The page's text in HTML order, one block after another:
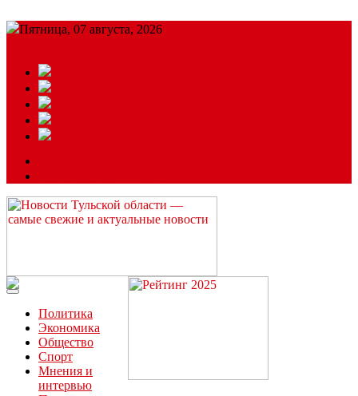
Пятница, 07 августа, 2026
Читайте последние новости дня в Тульской области на сайте
“ЗаНовомосковск”
Политика
Экономика
Общество
Спорт
Мнения и
интервью